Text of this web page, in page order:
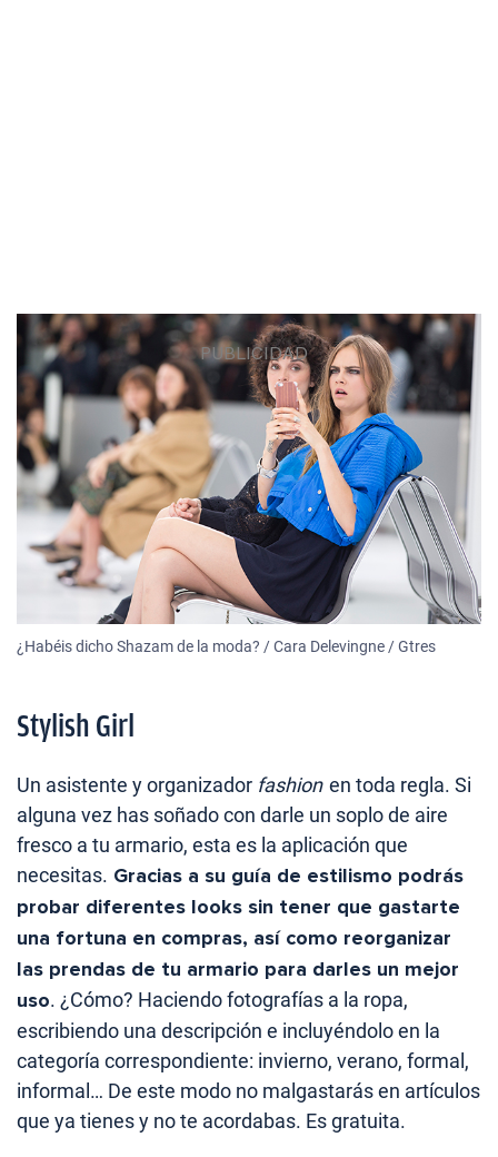
¿Habéis dicho Shazam de la moda? / Cara Delevingne / Gtres
Stylish Girl
Un asistente y organizador fashion en toda regla. Si
alguna vez has soñado con darle un soplo de aire
fresco a tu armario, esta es la aplicación que
necesitas. Gracias a su guía de estilismo podrás
probar diferentes looks sin tener que gastarte
una fortuna en compras, así como reorganizar
las prendas de tu armario para darles un mejor
uso. ¿Cómo? Haciendo fotografías a la ropa,
escribiendo una descripción e incluyéndolo en la
categoría correspondiente: invierno, verano, formal,
informal… De este modo no malgastarás en artículos
que ya tienes y no te acordabas. Es gratuita.